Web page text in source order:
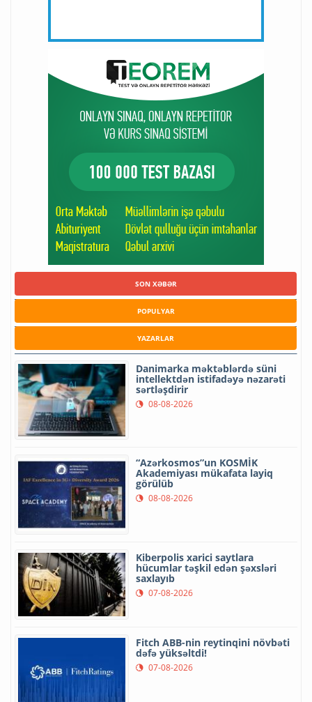
SON XƏBƏR
POPULYAR
YAZARLAR
Danimarka məktəblərdə süni
intellektdən istifadəyə nəzarəti
sərtləşdirir
08-08-2026
“Azərkosmos”un KOSMİK
Akademiyası mükafata layiq
görülüb
08-08-2026
Kiberpolis xarici saytlara
hücumlar təşkil edən şəxsləri
saxlayıb
07-08-2026
Fitch ABB-nin reytinqini növbəti
dəfə yüksəltdi!
07-08-2026